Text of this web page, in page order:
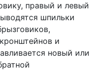
правый и левый
шпильки
и
новый или